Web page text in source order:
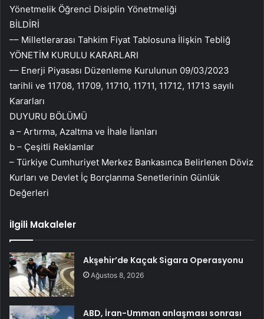
Yönetmelik Öğrenci Disiplin Yönetmeliği
BİLDİRİ
–– Milletlerarası Tahkim Fiyat Tablosuna İlişkin Tebliğ
YÖNETİM KURULU KARARLARI
–– Enerji Piyasası Düzenleme Kurulunun 09/03/2023
tarihli ve 11708, 11709, 11710, 11711, 11712, 11713 sayılı
Kararları
DUYURU BÖLÜMÜ
a – Artırma, Azaltma ve İhale İlanları
b – Çeşitli Reklamlar
– Türkiye Cumhuriyet Merkez Bankasınca Belirlenen Döviz
Kurları ve Devlet İç Borçlanma Senetlerinin Günlük
Değerleri
İlgili Makaleler
Akşehir’de Kaçak Sigara Operasyonu
Ağustos 8, 2026
ABD, İran-Umman anlaşması sonrası